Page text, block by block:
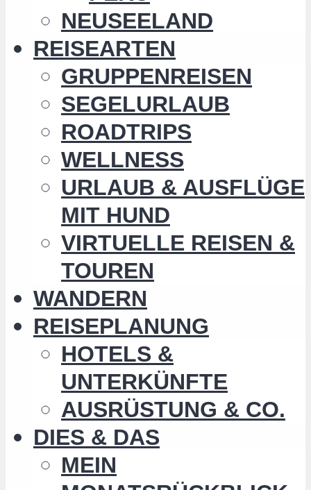
NEUSEELAND
REISEARTEN
GRUPPENREISEN
SEGELURLAUB
ROADTRIPS
WELLNESS
URLAUB & AUSFLÜGE
MIT HUND
VIRTUELLE REISEN &
TOUREN
WANDERN
REISEPLANUNG
HOTELS &
UNTERKÜNFTE
AUSRÜSTUNG & CO.
DIES & DAS
MEIN